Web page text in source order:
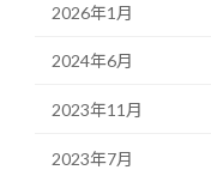
2026年1月
2024年6月
2023年11月
2023年7月